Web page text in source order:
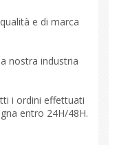
e di marca
nostra industria
i ordini effettuati
entro 24H/48H.